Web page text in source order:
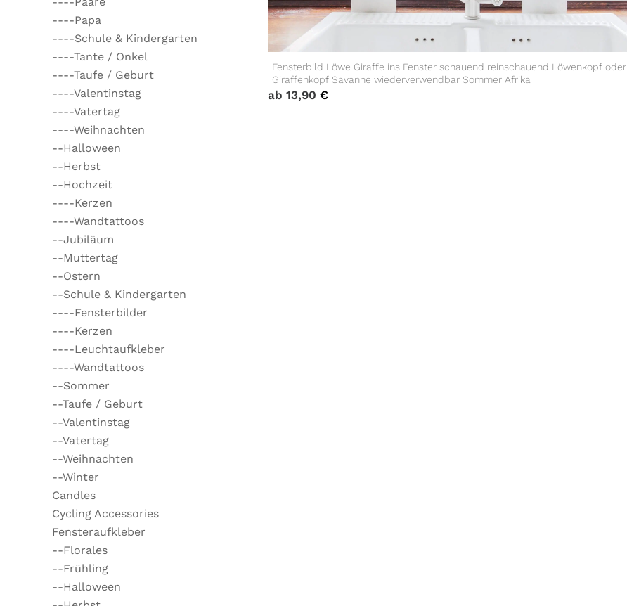
----Papa
----Schule & Kindergarten
----Tante / Onkel
----Taufe / Geburt
----Valentinstag
----Vatertag
----Weihnachten
--Halloween
--Herbst
--Hochzeit
----Kerzen
----Wandtattoos
--Jubiläum
--Muttertag
--Ostern
--Schule & Kindergarten
----Fensterbilder
----Kerzen
----Leuchtaufkleber
----Wandtattoos
--Sommer
--Taufe / Geburt
--Valentinstag
--Vatertag
--Weihnachten
--Winter
Candles
Cycling Accessories
Fensteraufkleber
--Florales
--Frühling
--Halloween
Fensterbild Löwe Giraffe ins Fenster schauend reinschauend Löwenkopf oder
Giraffenkopf Savanne wiederverwendbar Sommer Afrika
ab 13,90 €